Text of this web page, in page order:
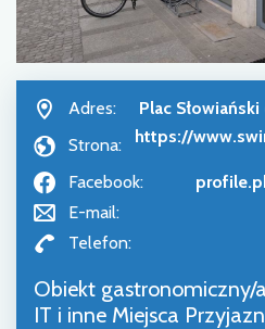
Adres:
Plac
Strona:
https://
Facebook:
E-mail:
Telefon:
Obiekt gastronomiczny/
IT i inne Miejsca